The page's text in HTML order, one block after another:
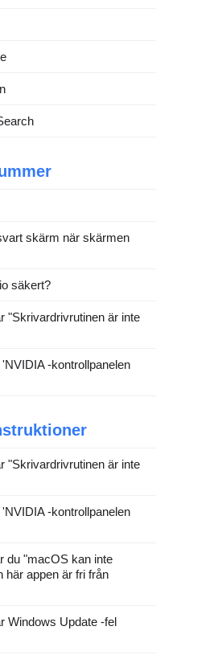
skärm när skärmen
säkert?
"Skrivardrivrutinen är inte
-kontrollpanelen
"Skrivardrivrutinen är inte
-kontrollpanelen
du "macOS kan inte
här appen är fri från
Windows Update -fel